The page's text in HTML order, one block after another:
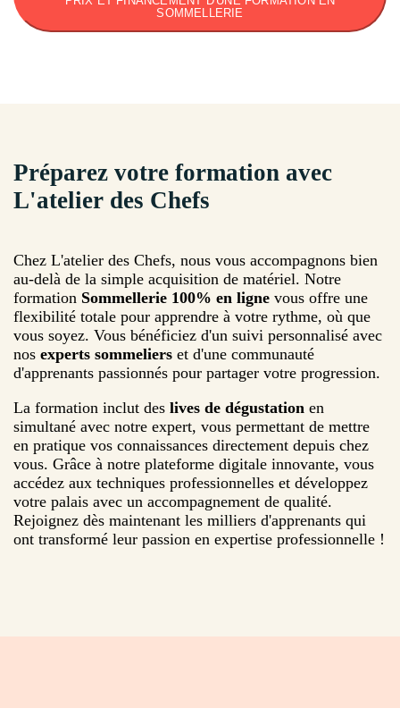
SOMMELLERIE
Préparez votre formation avec
L'atelier des Chefs
Chez L'atelier des Chefs, nous vous accompagnons bien
au-delà de la simple acquisition de matériel. Notre
formation Sommellerie 100% en ligne vous offre une
flexibilité totale pour apprendre à votre rythme, où que
vous soyez. Vous bénéficiez d'un suivi personnalisé avec
nos experts sommeliers et d'une communauté
d'apprenants passionnés pour partager votre progression.
La formation inclut des lives de dégustation en
simultané avec notre expert, vous permettant de mettre
en pratique vos connaissances directement depuis chez
vous. Grâce à notre plateforme digitale innovante, vous
accédez aux techniques professionnelles et développez
votre palais avec un accompagnement de qualité.
Rejoignez dès maintenant les milliers d'apprenants qui
ont transformé leur passion en expertise professionnelle !